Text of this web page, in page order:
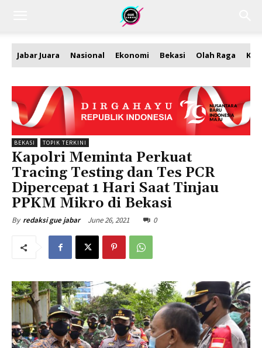
Jabar Juara Nasional Ekonomi Bekasi Olah Raga
BEKASI TOPIK TERKINI
Kapolri Meminta Perkuat
Tracing Testing dan Tes PCR
Dipercepat 1 Hari Saat Tinjau
PPKM Mikro di Bekasi
By redaksi gue jabar June 26, 2021 0